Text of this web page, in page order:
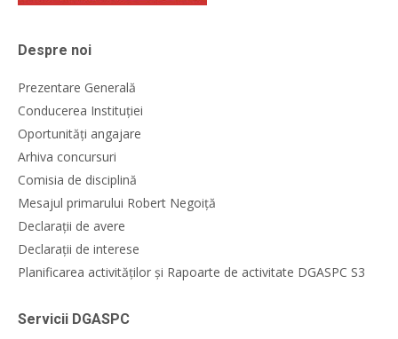
Despre noi
Prezentare Generală
Conducerea Instituției
Oportunități angajare
Arhiva concursuri
Comisia de disciplină
Mesajul primarului Robert Negoiță
Declarații de avere
Declarații de interese
Planificarea activităților și Rapoarte de activitate DGASPC S3
Servicii DGASPC